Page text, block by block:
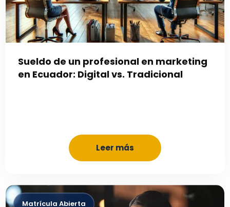
Sueldo de un profesional en marketing
en Ecuador: Digital vs. Tradicional
Leer más